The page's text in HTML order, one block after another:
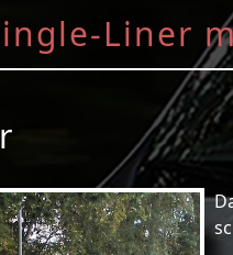
Liner